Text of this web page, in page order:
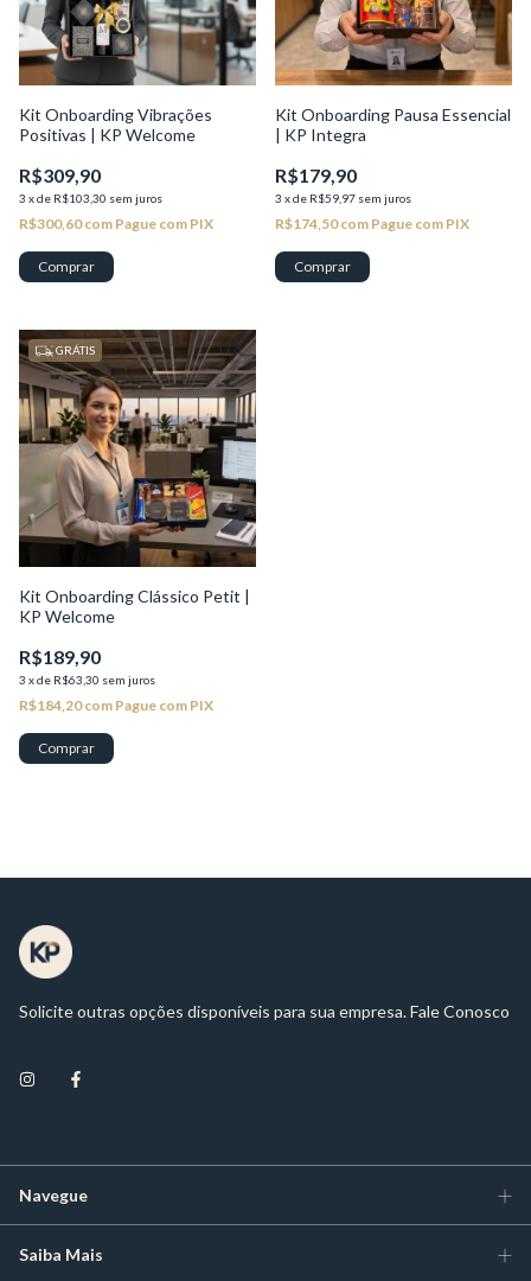
Kit Onboarding Vibrações
Positivas | KP Welcome
R$309,90
3 xde R$103,30 sem juros
R$300,60com Pague com PIX
Kit Onboarding Pausa Essencial
| KP Integra
R$179,90
3 xde R$59,97 sem juros
R$174,50com Pague com PIX
1/ 3
GRÁTIS
Kit Onboarding Clássico Petit |
KP Welcome
R$189,90
3 xde R$63,30 sem juros
R$184,20com Pague com PIX
Solicite outras opções disponíveis para sua empresa. Fale Conosco
Navegue
Saiba Mais